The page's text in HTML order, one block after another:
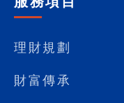
理財規劃
財富傳承